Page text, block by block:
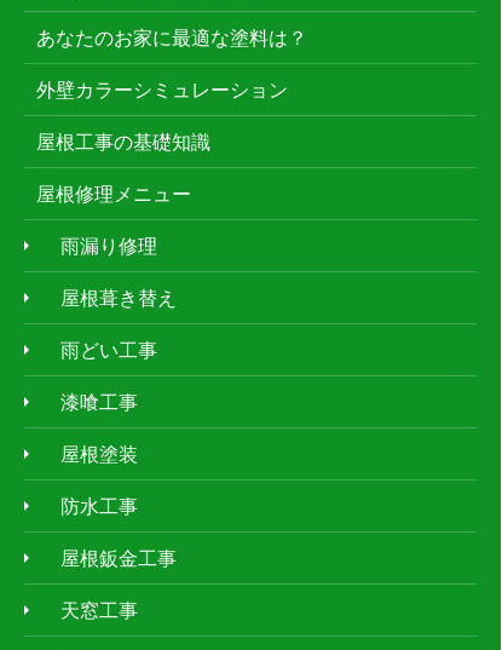
あなたのお家に最適な塗料は？
外壁カラーシミュレーション
屋根工事の基礎知識
屋根修理メニュー
雨漏り修理
屋根葺き替え
雨どい工事
漆喰工事
屋根塗装
防水工事
屋根鈑金工事
天窓工事